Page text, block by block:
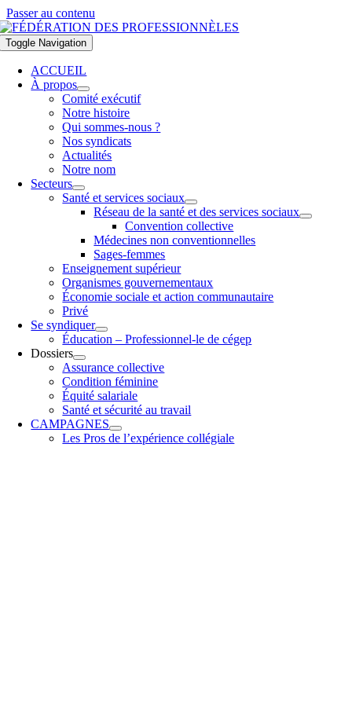
Passer au contenu
Toggle Navigation
ACCUEIL
À propos
Comité exécutif
Notre histoire
Qui sommes-nous ?
Nos syndicats
Actualités
Notre nom
Secteurs
Santé et services sociaux
Réseau de la santé et des services sociaux
Convention collective
Médecines non conventionnelles
Sages-femmes
Enseignement supérieur
Organismes gouvernementaux
Économie sociale et action communautaire
Privé
Se syndiquer
Éducation – Professionnel-le de cégep
Dossiers
Assurance collective
Condition féminine
Équité salariale
Santé et sécurité au travail
CAMPAGNES
Les Pros de l’expérience collégiale